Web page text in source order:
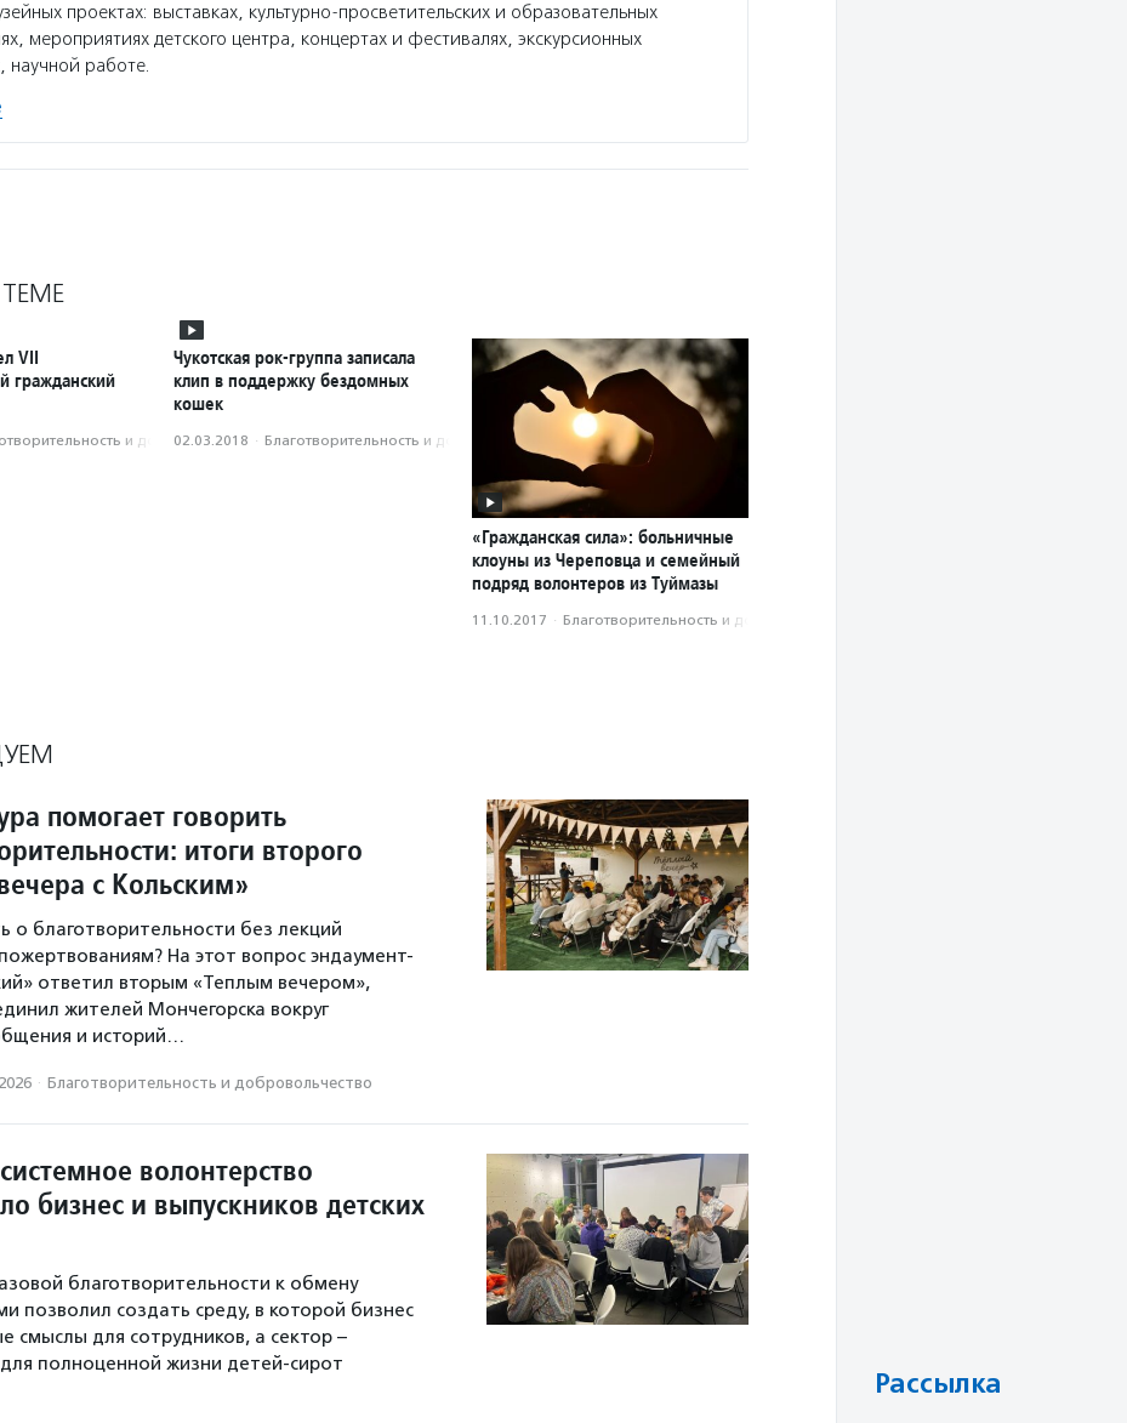
проектах: выставках, культурно-просветительских и образовательных
мероприятиях детского центра, концертах и фестивалях, экскурсионных
научной работе.
VII
гражданский
и доброволь­чест­во
Чукотская рок-группа записала
клип в поддержку бездомных
кошек
02.03.2018 · Благотвори­тель­ность и доброволь­чест­во
«Гражданская сила»: больничные
клоуны из Череповца и семейный
подряд волонтеров из Туймазы
11.10.2017 · Благотвори­тель­ность и доброволь­чест­во
помогает говорить
итоги второго
с Кольским»
о благотворительности без лекций
На этот вопрос эндаумент-
ответил вторым «Теплым вечером»,
жителей Мончегорска вокруг
и историй…
· Благотвори­тель­ность и доброволь­чест­во
волонтерство
бизнес и выпускников детских
благотворительности к обмену
позволил создать среду, в которой бизнес
смыслы для сотрудников, а сектор –
полноценной жизни детей-сирот
Рассылка